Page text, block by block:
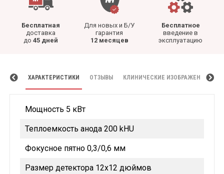
Бесплатная
доставка
до 45 дней
Для новых и Б/У
гарантия
12 месяцев
Бесплатное
введение в
эксплуатацию
ХАРАКТЕРИСТИКИ ОТЗЫВЫ КЛИНИЧЕСКИЕ ИЗОБРАЖЕНИЯ
Мощность 5 кВт
Теплоемкость анода 200 kHU
Фокусное пятно 0,3/0,6 мм
Размер детектора 12х12 дюймов